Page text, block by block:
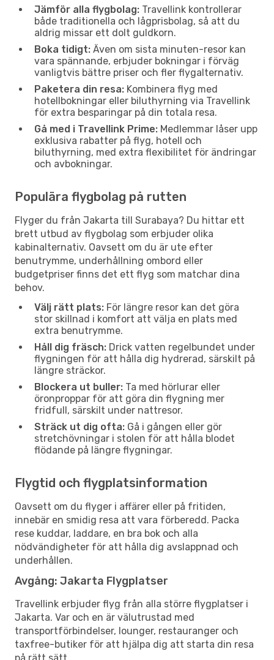
Jämför alla flygbolag: Travellink kontrollerar
både traditionella och lågprisbolag, så att du
aldrig missar ett dolt guldkorn.
Boka tidigt: Även om sista minuten-resor kan
vara spännande, erbjuder bokningar i förväg
vanligtvis bättre priser och fler flygalternativ.
Paketera din resa: Kombinera flyg med
hotellbokningar eller biluthyrning via Travellink
för extra besparingar på din totala resa.
Gå med i Travellink Prime: Medlemmar låser upp
exklusiva rabatter på flyg, hotell och
biluthyrning, med extra flexibilitet för ändringar
och avbokningar.
Populära flygbolag på rutten
Flyger du från Jakarta till Surabaya? Du hittar ett
brett utbud av flygbolag som erbjuder olika
kabinalternativ. Oavsett om du är ute efter
benutrymme, underhållning ombord eller
budgetpriser finns det ett flyg som matchar dina
behov.
Välj rätt plats: För längre resor kan det göra
stor skillnad i komfort att välja en plats med
extra benutrymme.
Håll dig fräsch: Drick vatten regelbundet under
flygningen för att hålla dig hydrerad, särskilt på
längre sträckor.
Blockera ut buller: Ta med hörlurar eller
öronproppar för att göra din flygning mer
fridfull, särskilt under nattresor.
Sträck ut dig ofta: Gå i gången eller gör
stretchövningar i stolen för att hålla blodet
flödande på längre flygningar.
Flygtid och flygplatsinformation
Oavsett om du flyger i affärer eller på fritiden,
innebär en smidig resa att vara förberedd. Packa
rese kuddar, laddare, en bra bok och alla
nödvändigheter för att hålla dig avslappnad och
underhållen.
Avgång: Jakarta Flygplatser
Travellink erbjuder flyg från alla större flygplatser i
Jakarta. Var och en är välutrustad med
transportförbindelser, lounger, restauranger och
taxfree-butiker för att hjälpa dig att starta din resa